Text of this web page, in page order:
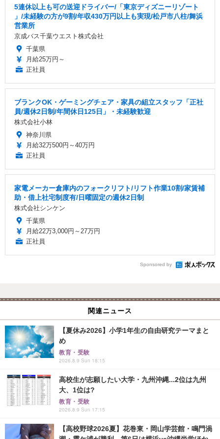
5連休以上も可の送迎ドライバー/「東京ディズニーリゾート
」/未経験の方が9割/年収430万円以上も実現/松戸市八柱/舞浜
営業所
京成バス千葉ウエスト株式会社
千葉県
月給25万円～
正社員
ブランクOK・ゲーミングチェア・家具の組立スタッフ「正社
員/週休2日制/年間休日125日」・未経験歓迎
株式会社小林
神奈川県
月給32万500円～40万円
正社員
家電メーカー倉庫内のフォークリフト/リフト作業10割/家賃補
助・借上社宅制度有/日曜固定の週休2日制
株式会社シンケン
千葉県
月給22万3,000円～27万円
正社員
Sponsored by
関連ニュース
【夏休み2026】小学1年生の自由研究テーマまと
め
教育・受験
2026.8.9 Sun 18:15
高校生が志願したい大学・九州沖縄...2位は九州
大、1位は?
教育・受験
2026.8.9 Sun 17:15
【高校野球2026夏】花巻東・岡山学芸館・鳴門渦